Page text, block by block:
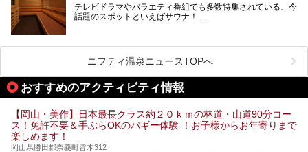
テレビドラマやバラエティ番組でも多数特集されている、今
話題のスポットといえばサウナ！
今回は、岡山県でサウナがおすすめの温泉や銭湯、スパを厳
選してご紹介！
血流が良くなるだけでなく美容効果やリラックス効果も期待
ニフティ温泉ニュースTOPへ
おすすめのアクティビティ情報
【岡山・美作】日本最長クラス約２０ｋｍの林道・山道90分コー
ス！免許不要＆手ぶらOKのバギー体験 ！お子様からお年寄りまで
楽しめます！
岡山県勝田郡奈義町皆木312